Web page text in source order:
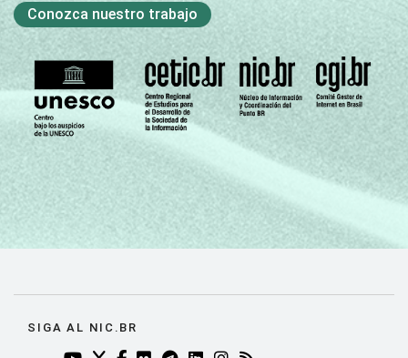
Conozca nuestro trabajo
SIGA AL NIC.BR